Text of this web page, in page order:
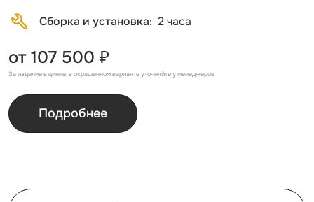
Сборка и установка 2 часа
от 107 500 ₽
За изделие в цинке, в окрашенном варианте уточняйте у менеджеров
Подробнее